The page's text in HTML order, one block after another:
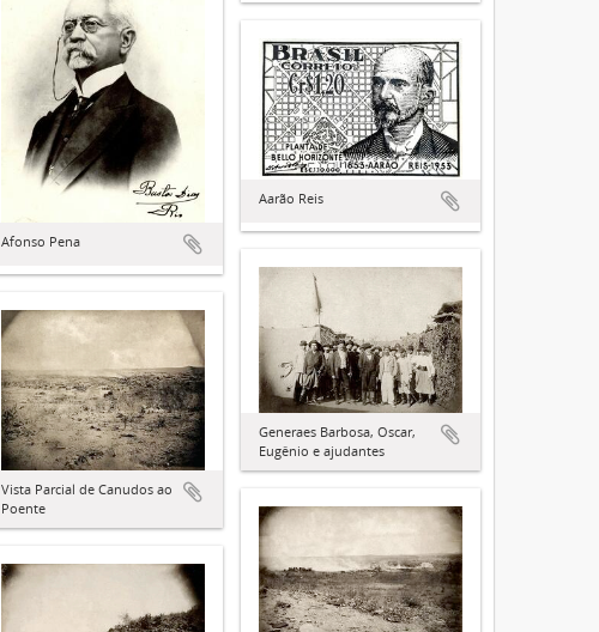
Afonso Pena
Aarão Reis
Generaes Barbosa, Oscar,
Eugênio e ajudantes
Vista Parcial de Canudos ao
Poente